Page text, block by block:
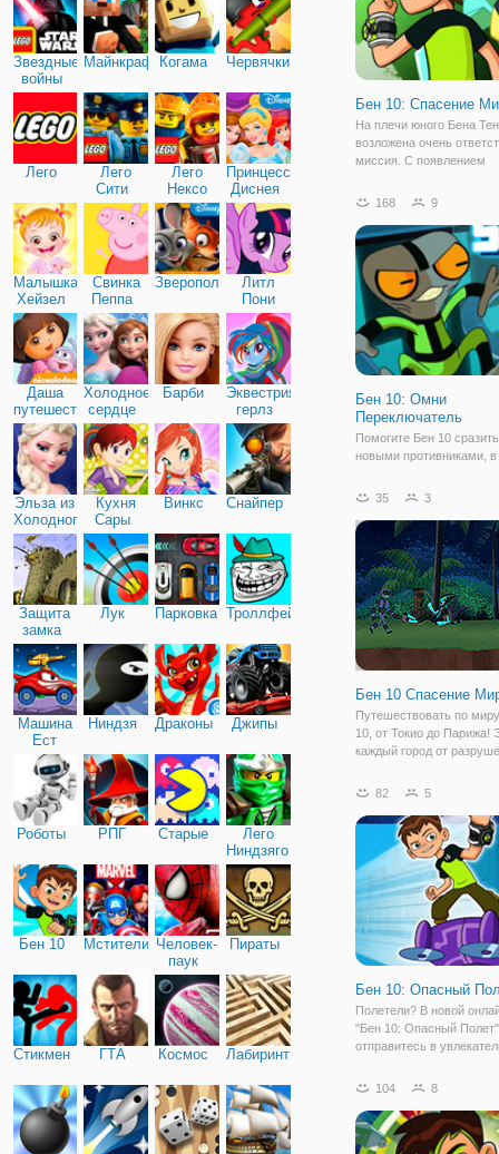
Звездные
войны
МайнкрафтКогама Червячки
Лего
Лего
Сити
Лего
Нексо
Найтс
Принцессы
Диснея
Малышка
Хейзел
Свинка
Пеппа
Зверополис
Литл
Пони
Дружба
Даша
путешественница
Холодное
сердце
Барби
Эквестрия
герлз
Эльза из
Холодного
сердца
Кухня
Сары
Винкс Снайпер
Защита
замка
Лук Парковка Троллфейс
Машина
Ест
Машину
Ниндзя Драконы Джипы
Роботы РПГ Старые
Лего
Ниндзяго
Бен 10 Мстители Человек-
паук
Пираты
Стикмен ГТА Космос Лабиринты
Бен 10: Спасение
На плечи юного Бена
возложена очень
миссия. С появлением
сражаться со злодеями и
Также, для него не
спасение мира. Любой
168 9
Бен 10: Омни
Переключатель
Помогите Бен 10
новыми противниками, в
Переключатель". На
иноземных героев,
приготовьтесь к тому,
реагировать придется
35 3
Бен 10 Спасение
Путешествовать по
10, от Токио до Парижа!
каждый город от
существ, вы можете
форму и выполнить все
Выберите пришельца,
82 5
Бен 10: Опасный
Полетели? В новой
"Бен 10: Опасный
отправитесь в
супергероем Беном. Он
инопланетных
способность часто
104 8